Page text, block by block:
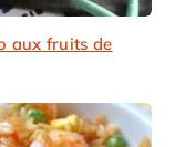
aux fruits de